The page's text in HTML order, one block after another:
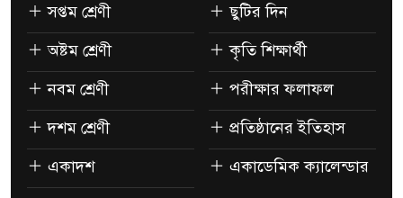
সপ্তম শ্রেণী
অষ্টম শ্রেণী
নবম শ্রেণী
দশম শ্রেণী
একাদশ
ছুটির দিন
কৃতি শিক্ষার্থী
পরীক্ষার ফলাফল
প্রতিষ্ঠানের ইতিহাস
একাডেমিক ক্যালেন্ডার